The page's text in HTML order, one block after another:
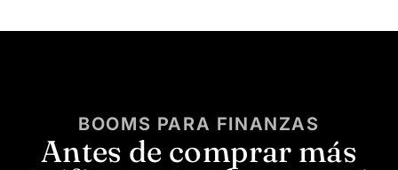
BOOMS PARA FINANZAS
Antes de comprar más